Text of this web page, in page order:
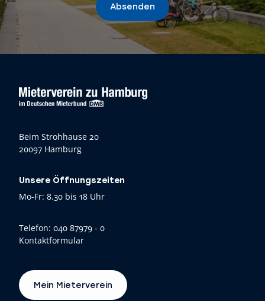
Absenden
Beim Strohhause 20
20097 Hamburg
Unsere Öffnungszeiten
Mo-Fr: 8.30 bis 18 Uhr
Telefon: 040 87979 - 0
Kontaktformular
Mein Mieterverein